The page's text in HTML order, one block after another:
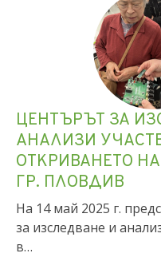
ЦЕНТЪРЪТ ЗА
АНАЛИЗИ
ОТКРИВАНЕТО НА
ГР. ПЛОВДИВ
На 14 май 2025 г.
за изследване и
в…